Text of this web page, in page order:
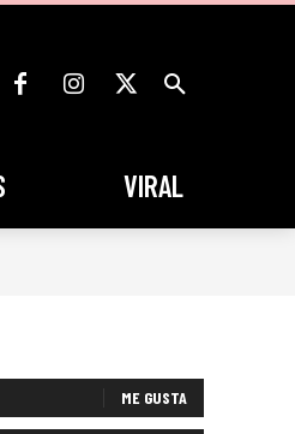
VIRAL
ME GUSTA